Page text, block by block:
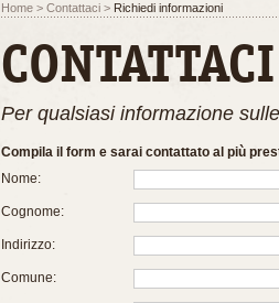
Home > Contattaci > Richiedi informazioni
CONTATTACI
Per qualsiasi informazione
Compila il form e sarai contattato al più
Nome:
Cognome:
Indirizzo:
Comune: